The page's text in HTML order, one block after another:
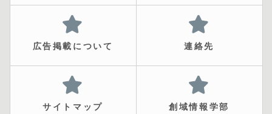
広告掲載について 連絡先
サイトマップ 創域情報学部